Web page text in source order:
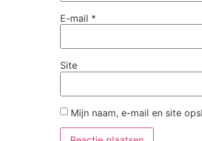
E-mail *
Site
Mijn naam, e-mail en site